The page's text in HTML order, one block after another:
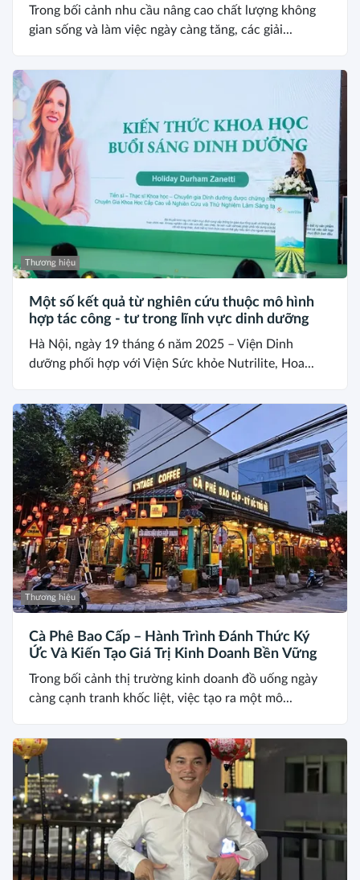
Trong bối cảnh nhu cầu nâng cao chất lượng không
gian sống và làm việc ngày càng tăng, các giải...
Thương hiệu
Một số kết quả từ nghiên cứu thuộc mô hình
hợp tác công - tư trong lĩnh vực dinh dưỡng
Hà Nội, ngày 19 tháng 6 năm 2025 – Viện Dinh
dưỡng phối hợp với Viện Sức khỏe Nutrilite, Hoa...
Thương hiệu
Cà Phê Bao Cấp – Hành Trình Đánh Thức Ký
Ức Và Kiến Tạo Giá Trị Kinh Doanh Bền Vững
Trong bối cảnh thị trường kinh doanh đồ uống ngày
càng cạnh tranh khốc liệt, việc tạo ra một mô...